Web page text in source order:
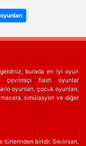
burada en iyi oyun
çevrimiçi flash oyunlar
oyunları, çocuk oyunları,
simülasyon ve diğer
biridir. Sıkılırsan,